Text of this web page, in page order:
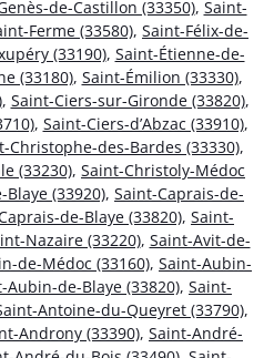
de-Castillon (33350), Saint-
Ferme (33580), Saint-Félix-de-
(33190), Saint-Étienne-de-
(33180), Saint-Émilion (33330),
, Saint-Ciers-sur-Gironde (33820),
, Saint-Ciers-d’Abzac (33910),
Christophe-des-Bardes (33330),
(33230), Saint-Christoly-Médoc
(33920), Saint-Caprais-de-
de-Blaye (33820), Saint-
Nazaire (33220), Saint-Avit-de-
de-Médoc (33160), Saint-Aubin-
Aubin-de-Blaye (33820), Saint-
Antoine-du-Queyret (33790),
Androny (33390), Saint-André-